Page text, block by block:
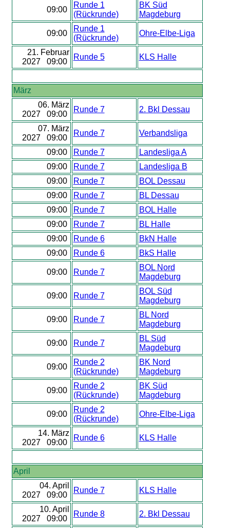
09:00
Runde 1
(Rückrunde)
BK Süd
Magdeburg
09:00
Runde 1
(Rückrunde)
Ohre-Elbe-Liga
21. Februar
2027 09:00
Runde 5 KLS Halle
März
06. März
2027 09:00
Runde 7 2. Bkl Dessau
07. März
2027 09:00
Runde 7 Verbandsliga
09:00 Runde 7
Landesliga A
09:00
Runde 7
Landesliga B
09:00
Runde 7
BOL Dessau
09:00
Runde 7
BL Dessau
09:00
Runde 7
BOL Halle
09:00
Runde 7
BL Halle
09:00
Runde 6
BkN Halle
09:00
Runde 6 BkS Halle
09:00 Runde 7
BOL Nord
Magdeburg
09:00 Runde 7
BOL Süd
Magdeburg
09:00 Runde 7
BL Nord
Magdeburg
09:00 Runde 7
BL Süd
Magdeburg
09:00
Runde 2
(Rückrunde)
BK Nord
Magdeburg
09:00
Runde 2
(Rückrunde)
BK Süd
Magdeburg
09:00
Runde 2
(Rückrunde)
Ohre-Elbe-Liga
14. März
2027 09:00
Runde 6 KLS Halle
April
04. April
2027 09:00
Runde 7 KLS Halle
10. April
2027 09:00
Runde 8 2. Bkl Dessau